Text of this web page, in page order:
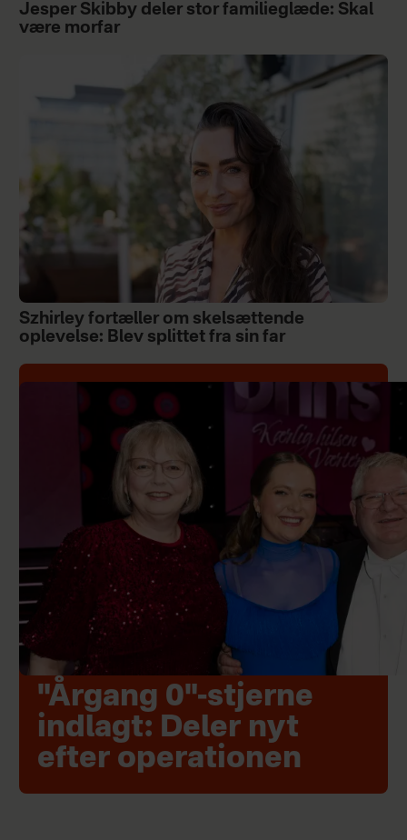
Jesper Skibby deler stor familieglæde: Skal
være morfar
Szhirley fortæller om skelsættende
oplevelse: Blev splittet fra sin far
"Årgang 0"-stjerne
indlagt: Deler nyt
efter operationen